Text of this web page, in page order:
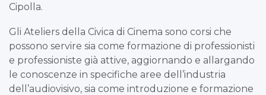
Cipolla.
Gli Ateliers della Civica di Cinema sono corsi che
possono servire sia come formazione di professionisti
e professioniste già attive, aggiornando e allargando
le conoscenze in specifiche aree dell’industria
dell’audiovisivo, sia come introduzione e formazione